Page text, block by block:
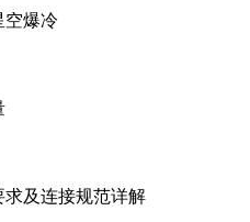
空爆冷
及连接规范详解